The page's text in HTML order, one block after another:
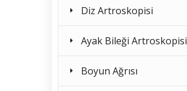
Diz Artroskopisi
Ayak Bileği Artroskopisi
Boyun Ağrısı